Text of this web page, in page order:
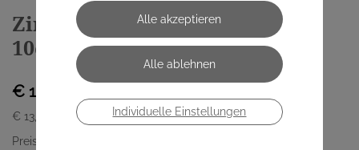
Zinkleimbinden Varolast Plus
10cmx 7m 1 Stück
€ 13,90
€ 13,90
/ Stück
Preis inkl. MwSt.
Individuelle Einstellungen